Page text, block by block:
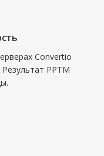
Convertio
PPTM